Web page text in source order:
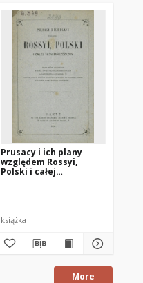
Prusacy i ich plany
względem Rossyi,
Polski i całej
najjaśniejszego
Rossyi i króla polskiego
dla rozwagi reonowi
intelligencyi
książka
More